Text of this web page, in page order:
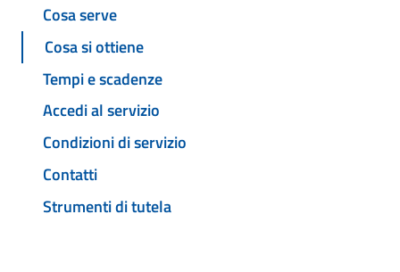
Cosa serve
Cosa si ottiene
Tempi e scadenze
Accedi al servizio
Condizioni di servizio
Contatti
Strumenti di tutela